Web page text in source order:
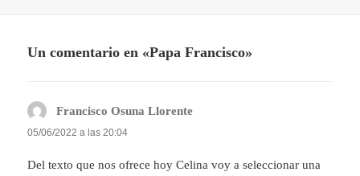
Un comentario en «Papa Francisco»
Francisco Osuna Llorente
05/06/2022 a las 20:04
Del texto que nos ofrece hoy Celina voy a seleccionar una